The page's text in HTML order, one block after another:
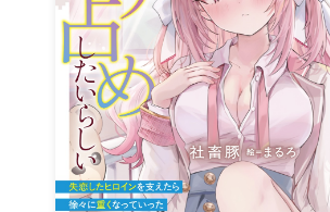
オーバーラップノベルス
オーバーラップノベルスf